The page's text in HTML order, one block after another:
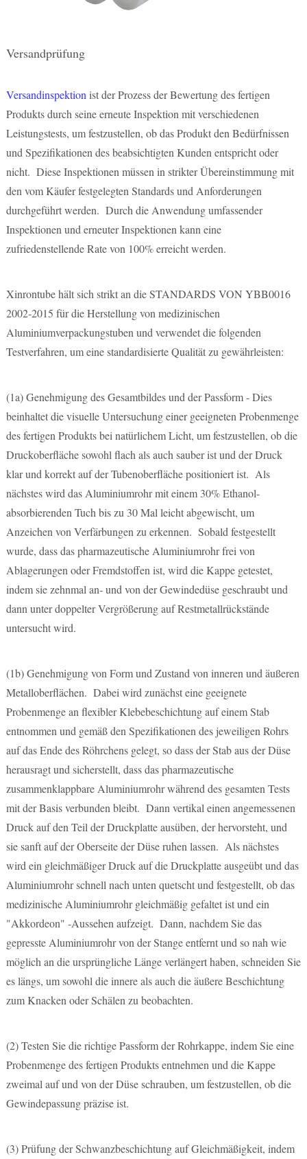
Versandprüfung
Versandinspektion ist der Prozess der Bewertung des fertigen
Produkts durch seine erneute Inspektion mit verschiedenen
Leistungstests, um festzustellen, ob das Produkt den Bedürfnissen
und Spezifikationen des beabsichtigten Kunden entspricht oder
nicht. Diese Inspektionen müssen in strikter Übereinstimmung mit
den vom Käufer festgelegten Standards und Anforderungen
durchgeführt werden. Durch die Anwendung umfassender
Inspektionen und erneuter Inspektionen kann eine
zufriedenstellende Rate von 100% erreicht werden.
Xinrontube hält sich strikt an die STANDARDS VON YBB0016
2002-2015 für die Herstellung von medizinischen
Aluminiumverpackungstuben und verwendet die folgenden
Testverfahren, um eine standardisierte Qualität zu gewährleisten:
(1a)Genehmigung des Gesamtbildes und der Passform - Dies
beinhaltet die visuelle Untersuchung einer geeigneten Probenmenge
des fertigen Produkts bei natürlichem Licht, um festzustellen, ob die
Druckoberfläche sowohl flach als auch sauber ist und der Druck
klar und korrekt auf der Tubenoberfläche positioniert ist. Als
nächstes wird das Aluminiumrohr mit einem 30% Ethanol-
absorbierenden Tuch bis zu 30 Mal leicht abgewischt, um
Anzeichen von Verfärbungen zu erkennen. Sobald festgestellt
wurde, dass das pharmazeutische Aluminiumrohr frei von
Ablagerungen oder Fremdstoffen ist, wird die Kappe getestet,
indem sie zehnmal an- und von der Gewindedüse geschraubt und
dann unter doppelter Vergrößerung auf Restmetallrückstände
untersucht wird.
(1b)Genehmigung von Form und Zustand von inneren und äußeren
Metalloberflächen. Dabei wird zunächst eine geeignete
Probenmenge an flexibler Klebebeschichtung auf einem Stab
entnommen und gemäß den Spezifikationen des jeweiligen Rohrs
auf das Ende des Röhrchens gelegt, so dass der Stab aus der Düse
herausragt und sicherstellt, dass das pharmazeutische
zusammenklappbare Aluminiumrohr während des gesamten Tests
mit der Basis verbunden bleibt. Dann vertikal einen angemessenen
Druck auf den Teil der Druckplatte ausüben, der hervorsteht, und
sie sanft auf der Oberseite der Düse ruhen lassen. Als nächstes
wird ein gleichmäßiger Druck auf die Druckplatte ausgeübt und das
Aluminiumrohr schnell nach unten quetscht und festgestellt, ob das
medizinische Aluminiumrohr gleichmäßig gefaltet ist und ein
"Akkordeon" -Aussehen aufzeigt. Dann, nachdem Sie das
gepresste Aluminiumrohr von der Stange entfernt und so nah wie
möglich an die ursprüngliche Länge verlängert haben, schneiden Sie
es längs, um sowohl die innere als auch die äußere Beschichtung
zum Knacken oder Schälen zu beobachten.
(2)Testen Sie die richtige Passform der Rohrkappe, indem Sie eine
Probenmenge des fertigen Produkts entnehmen und die Kappe
zweimal auf und von der Düse schrauben, um festzustellen, ob die
Gewindepassung präzise ist.
(3)Prüfung der Schwanzbeschichtung auf Gleichmäßigkeit, indem